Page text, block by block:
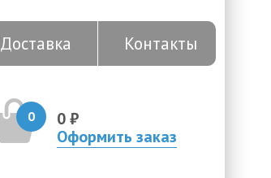
Доставка Контакты
0
0 ₽
Оформить заказ